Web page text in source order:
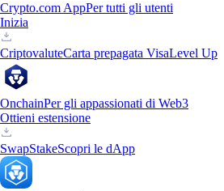
Crypto.com AppPer tutti gli utenti
Inizia
CriptovaluteCarta prepagata VisaLevel Up
OnchainPer gli appassionati di Web3
Ottieni estensione
SwapStakeScopri le dApp